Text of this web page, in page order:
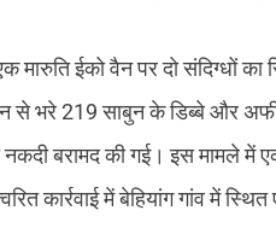
मारुति ईको वैन पर दो संदिग्धों
से भरे 219 साबुन के डिब्बे और
बरामद की गई। इस मामले में
कार्रवाई में बेहियांग गांव में